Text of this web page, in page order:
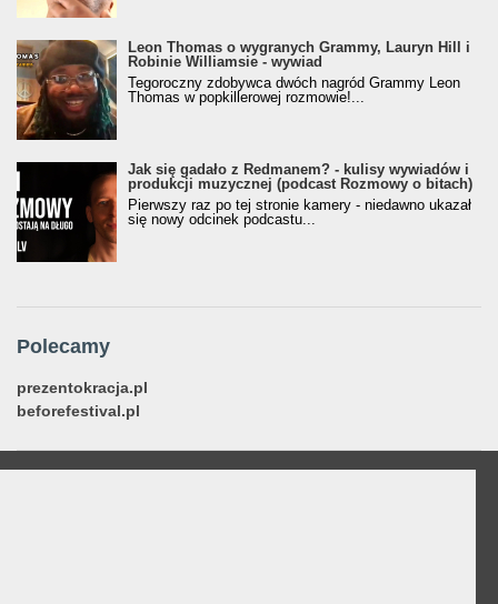
Leon Thomas o wygranych Grammy, Lauryn Hill i
Robinie Williamsie - wywiad
Tegoroczny zdobywca dwóch nagród Grammy Leon
Thomas w popkillerowej rozmowie!...
Jak się gadało z Redmanem? - kulisy wywiadów i
produkcji muzycznej (podcast Rozmowy o bitach)
Pierwszy raz po tej stronie kamery - niedawno ukazał
się nowy odcinek podcastu...
Polecamy
prezentokracja.pl
beforefestival.pl